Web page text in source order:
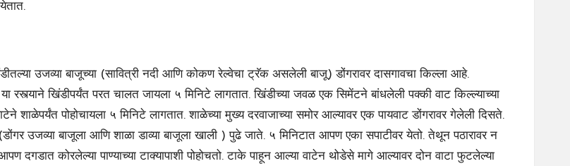
उजव्या बाजूच्या (सावित्री नदी आणि कोकण रेल्वेचा ट्रॅक असलेली बाजू) डोंगरावर दासगावचा किल्ला आहे.
रस्त्याने खिंडीपर्यंत परत चालत जायला ५ मिनिटे लागतात. खिंडीच्या जवळ एक सिमेंटने बांधलेली पक्की वाट किल्ल्याच्या
शाळेपर्यंत पोहोचायला ५ मिनिटे लागतात. शाळेच्या मुख्य दरवाजाच्या समोर आल्यावर एक पायवाट डोंगरावर गेलेली दिसते.
उजव्या बाजूला आणि शाळा डाव्या बाजूला खाली ) पुढे जाते. ५ मिनिटात आपण एका सपाटीवर येतो. तेथून पठारावर न
दगडात कोरलेल्या पाण्याच्या टाक्यापाशी पोहोचतो. टाके पाहून आल्या वाटेन थोडेसे मागे आल्यावर दोन वाटा फुटलेल्या